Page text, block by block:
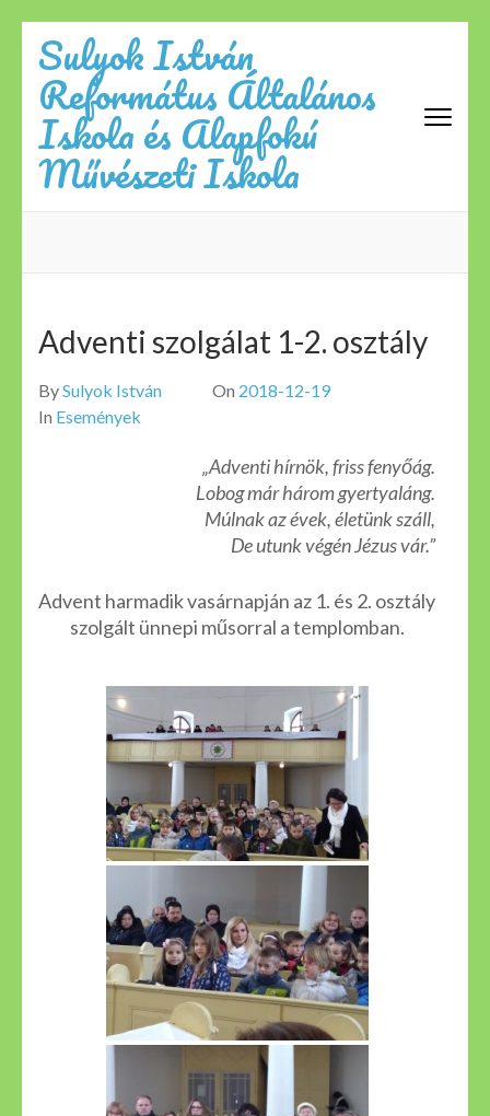
content
(Press
Enter)
Sulyok István
Református Általános
Iskola és Alapfokú
Művészeti Iskola
Adventi szolgálat 1-2. osztály
BySulyok István On 2018-12-19
In Események
„Adventi hírnök, friss fenyőág.
Lobog már három gyertyaláng.
Múlnak az évek, életünk száll,
De utunk végén Jézus vár.”
Advent harmadik vasárnapján az 1. és 2. osztály
szolgált ünnepi műsorral a templomban.